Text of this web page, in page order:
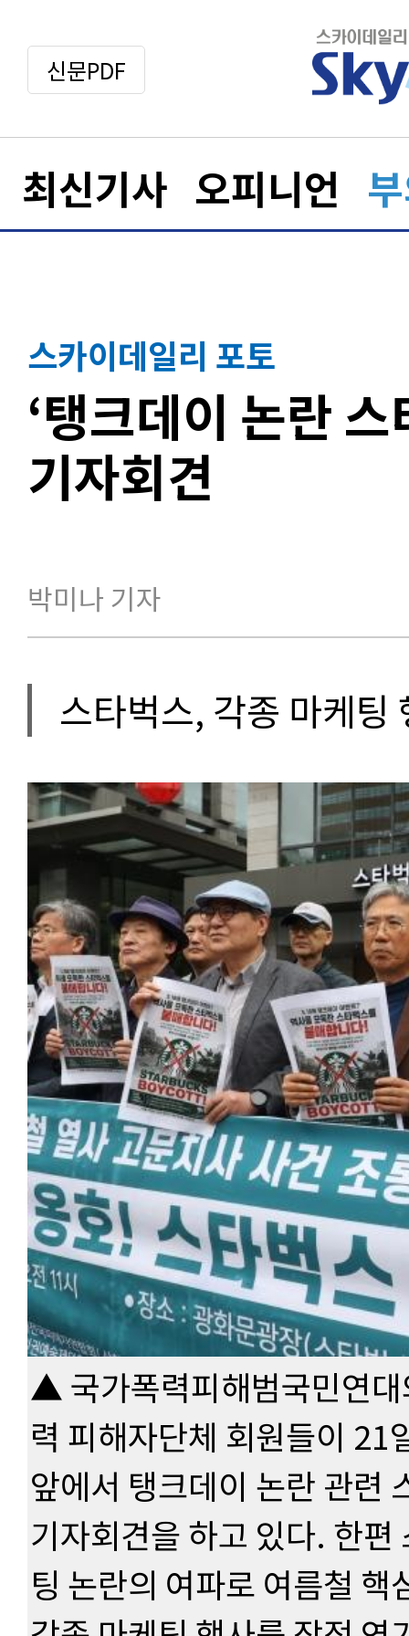
신문PDF
최신기사 오피니언
스카이데일리 포토
‘탱크데이 논란
기자회견
박미나 기자
스타벅스, 각종 마케팅
▲ 국가폭력피해범국민연
력 피해자단체 회원들이 21
앞에서 탱크데이 논란 관련
기자회견을 하고 있다. 한편
팅 논란의 여파로 여름철 핵